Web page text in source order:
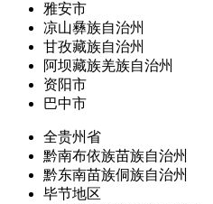
雅安市
凉山彝族自治州
甘孜藏族自治州
阿坝藏族羌族自治州
资阳市
巴中市
全贵州省
黔南布依族苗族自治州
黔东南苗族侗族自治州
毕节地区